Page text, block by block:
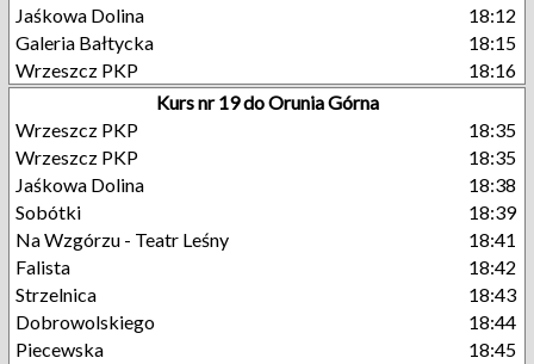
Jaśkowa Dolina
18:12
Galeria Bałtycka
18:15
Wrzeszcz PKP
18:16
Kurs nr 19 do Orunia Górna
Wrzeszcz PKP
18:35
Wrzeszcz PKP
18:35
Jaśkowa Dolina
18:38
Sobótki
18:39
Na Wzgórzu - Teatr Leśny
18:41
Falista
18:42
Strzelnica
18:43
Dobrowolskiego
18:44
Piecewska
18:45